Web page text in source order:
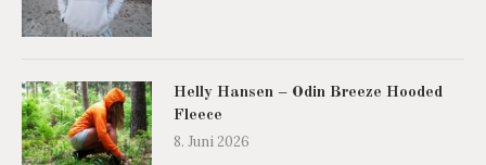
Helly Hansen – Odin Breeze Hooded
Fleece
8. Juni 2026